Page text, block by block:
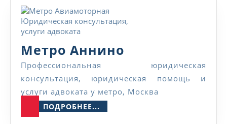
Метро Аннино
Аннино
Профессиональная юридическая
консультация, юридическая помощь и
услуги адвоката у метро, Москва
ПОДРОБНЕЕ...